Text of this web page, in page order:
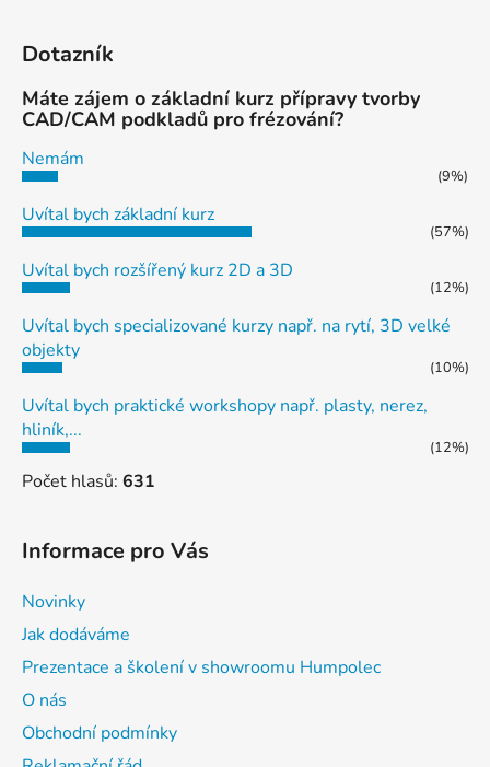
Dotazník
Máte zájem o základní kurz přípravy tvorby
CAD/CAM podkladů pro frézování?
Nemám
(9%)
Uvítal bych základní kurz
(57%)
Uvítal bych rozšířený kurz 2D a 3D
(12%)
Uvítal bych specializované kurzy např. na rytí, 3D velké
objekty
(10%)
Uvítal bych praktické workshopy např. plasty, nerez,
hliník,...
(12%)
Počet hlasů: 631
Informace pro Vás
Novinky
Jak dodáváme
Prezentace a školení v showroomu Humpolec
O nás
Obchodní podmínky